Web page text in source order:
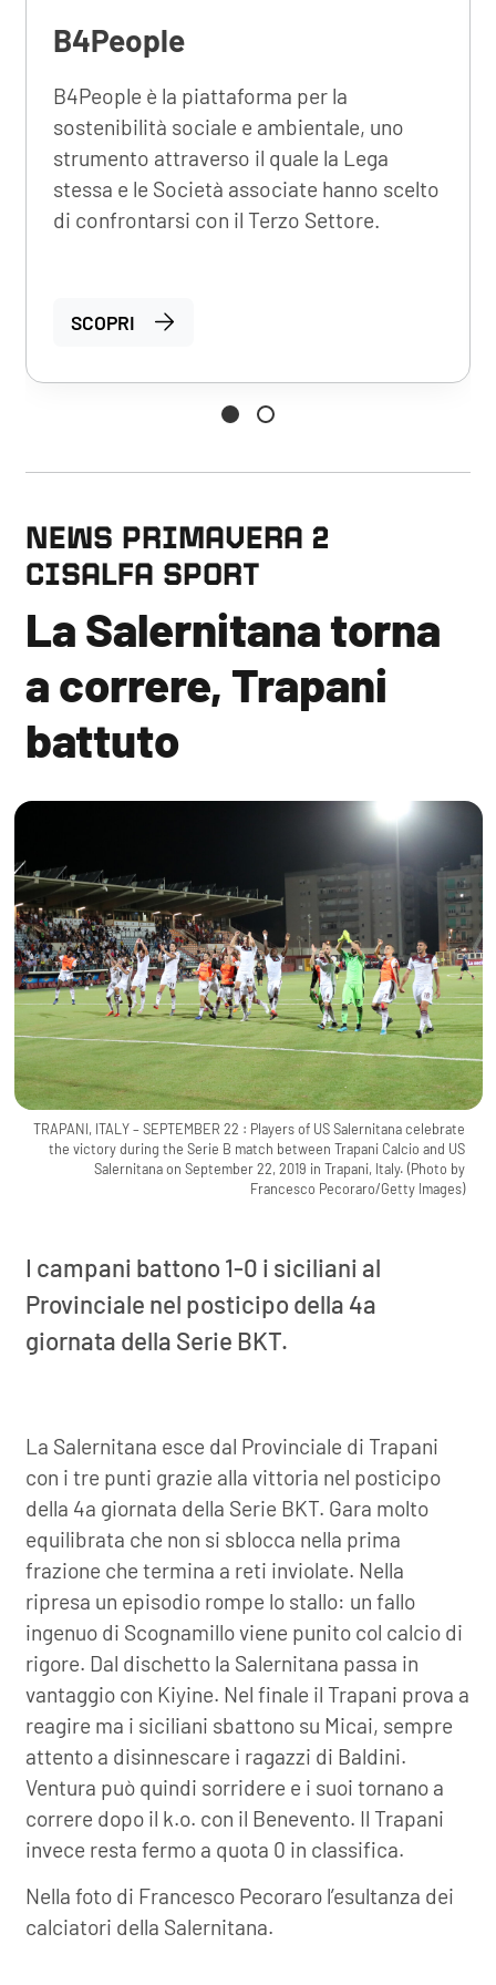
B4People
B4People è la piattaforma per la
sostenibilità sociale e ambientale, uno
strumento attraverso il quale la Lega
stessa e le Società associate hanno scelto
di confrontarsi con il Terzo Settore.
SCOPRI
NEWS PRIMAVERA 2
CISALFA SPORT
La Salernitana torna
a correre, Trapani
battuto
TRAPANI, ITALY – SEPTEMBER 22 : Players of US Salernitana celebrate
the victory during the Serie B match between Trapani Calcio and US
Salernitana on September 22, 2019 in Trapani, Italy. (Photo by
Francesco Pecoraro/Getty Images)
I campani battono 1-0 i siciliani al
Provinciale nel posticipo della 4a
giornata della Serie BKT.
La Salernitana esce dal Provinciale di Trapani
con i tre punti grazie alla vittoria nel posticipo
della 4a giornata della Serie BKT. Gara molto
equilibrata che non si sblocca nella prima
frazione che termina a reti inviolate. Nella
ripresa un episodio rompe lo stallo: un fallo
ingenuo di Scognamillo viene punito col calcio di
rigore. Dal dischetto la Salernitana passa in
vantaggio con Kiyine. Nel finale il Trapani prova a
reagire ma i siciliani sbattono su Micai, sempre
attento a disinnescare i ragazzi di Baldini.
Ventura può quindi sorridere e i suoi tornano a
correre dopo il k.o. con il Benevento. Il Trapani
invece resta fermo a quota 0 in classifica.
Nella foto di Francesco Pecoraro l’esultanza dei
calciatori della Salernitana.